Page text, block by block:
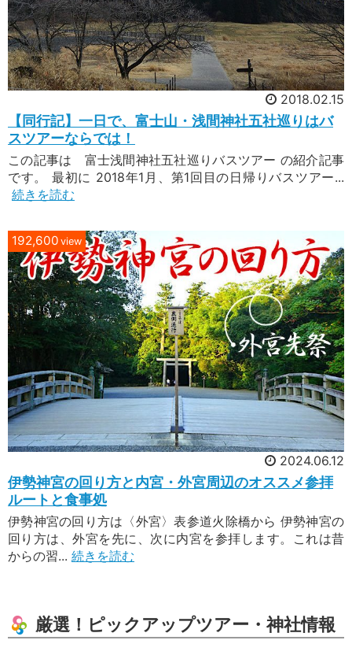
2018.02.15
【同行記】一日で、富士山・浅間神社五社巡りはバ
スツアーならでは！
この記事は 富士浅間神社五社巡りバスツアー の紹介記事
です。 最初に 2018年1月、第1回目の日帰りバスツアー...
続きを読む
192,600 view
2024.06.12
伊勢神宮の回り方と内宮・外宮周辺のオススメ参拝
ルートと食事処
伊勢神宮の回り方は〈外宮〉表参道火除橋から 伊勢神宮の
回り方は、外宮を先に、次に内宮を参拝します。これは昔
からの習... 続きを読む
厳選！ピックアップツアー・神社情報